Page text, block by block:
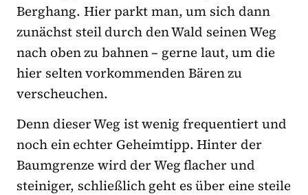
Berghang. Hier parkt man, um sich dann
zunächst steil durch den Wald seinen Weg
nach oben zu bahnen – gerne laut, um die
hier selten vorkommenden Bären zu
verscheuchen.
Denn dieser Weg ist wenig frequentiert und
noch ein echter Geheimtipp. Hinter der
Baumgrenze wird der Weg flacher und
steiniger, schließlich geht es über eine steile